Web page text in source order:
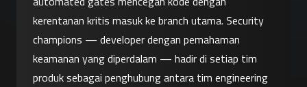
kerentanan kritis masuk ke branch utama. Security
champions — developer dengan pemahaman
keamanan yang diperdalam — hadir di setiap tim
produk sebagai penghubung antara tim engineering